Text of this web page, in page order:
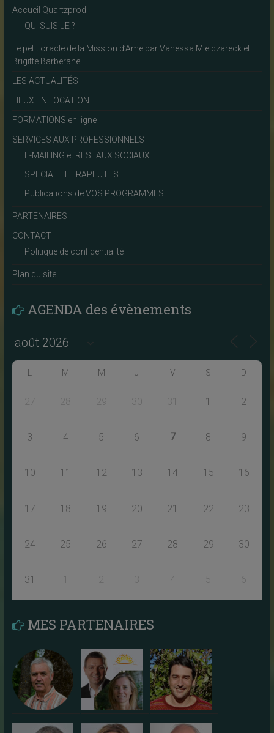
Accueil Quartzprod
QUI SUIS-JE ?
Le petit oracle de la Mission d’Ame par Vanessa Mielczareck et
Brigitte Barberane
LES ACTUALITÉS
LIEUX EN LOCATION
FORMATIONS en ligne
SERVICES AUX PROFESSIONNELS
E-MAILING et RESEAUX SOCIAUX
SPECIAL THERAPEUTES
Publications de VOS PROGRAMMES
PARTENAIRES
CONTACT
Politique de confidentialité
Plan du site
AGENDA des évènements
L M M J V S D
27 28 29 30 31 1 2
3 4 5 6 7 8 9
10 11 12 13 14 15 16
17 18 19 20 21 22 23
24 25 26 27 28 29 30
31 2 3 5 6
MES PARTENAIRES